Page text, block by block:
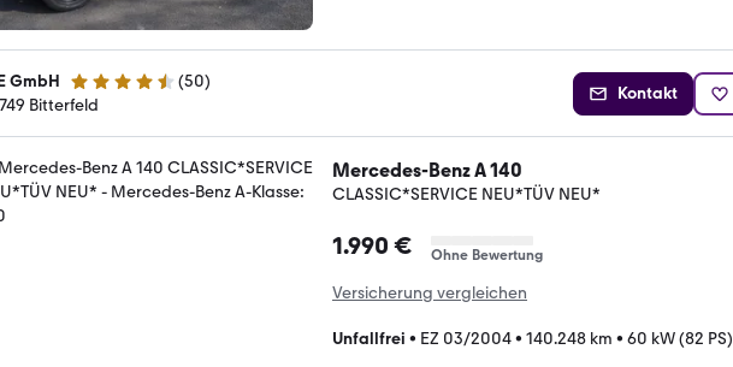
GmbH 4.3 Sterne (50)
Bitterfeld
Kontakt
Mercedes-Benz A 140
CLASSIC*SERVICE NEU*TÜV NEU*
1.990 € Ohne Bewertung
Versicherung vergleichen
Unfallfrei • EZ 03/2004• 140.248 km • 60 kW (82 PS)